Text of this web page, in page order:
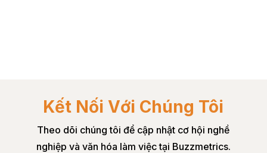
Kết Nối Với Chúng Tôi
Theo dõi chúng tôi để cập nhật cơ hội nghề
nghiệp và văn hóa làm việc tại Buzzmetrics.